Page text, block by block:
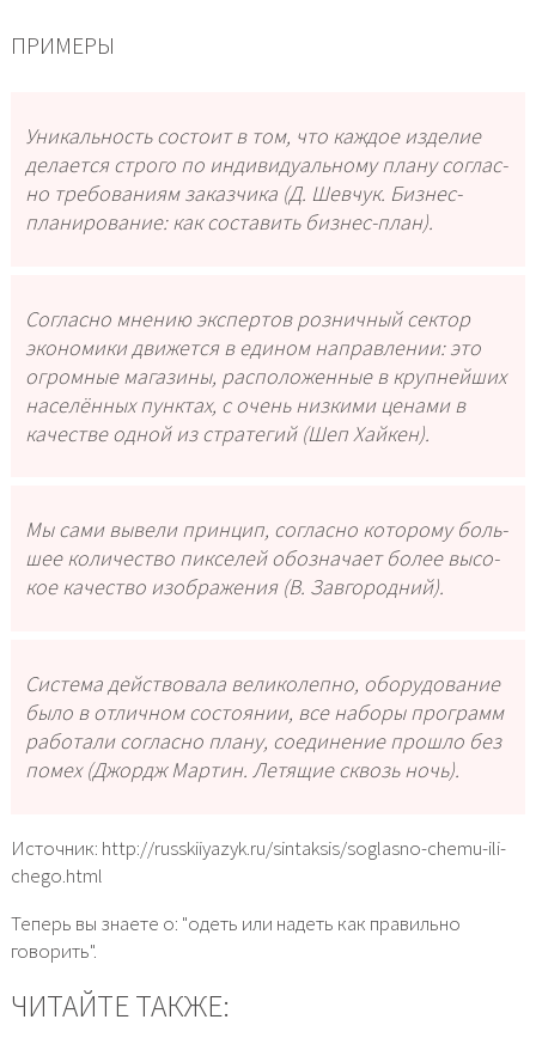
ПРИМЕРЫ
Уникальность состо­ит в том, что каж­дое изде­лие
дела­ет­ся стро­го по инди­ви­ду­аль­но­му пла­ну соглас­
но тре­бо­ва­ни­ям заказ­чи­ка (Д. Шевчук. Бизнес-
планирование: как соста­вить бизнес-план).
Согласно мне­нию экс­пер­тов роз­нич­ный сек­тор
эко­но­ми­ки дви­жет­ся в еди­ном направ­ле­нии: это
огром­ные мага­зи­ны, рас­по­ло­жен­ные в круп­ней­ших
насе­лён­ных пунк­тах, с очень низ­ки­ми цена­ми в
каче­стве одной из стра­те­гий (Шеп Хайкен).
Мы сами выве­ли прин­цип, соглас­но кото­ро­му боль­
шее коли­че­ство пик­се­лей обо­зна­ча­ет более высо­
кое каче­ство изоб­ра­же­ния (В. Завгородний).
Система дей­ство­ва­ла вели­ко­леп­но, обо­ру­до­ва­ние
было в отлич­ном состо­я­нии, все набо­ры про­грамм
рабо­та­ли соглас­но пла­ну, соеди­не­ние про­шло без
помех (Джордж Мартин. Летящие сквозь ночь).
Источник: http://russkiiyazyk.ru/sintaksis/soglasno-chemu-ili-
chego.html
Теперь вы знаете о: "одеть или надеть как правильно
говорить".
ЧИТАЙТЕ ТАКЖЕ: